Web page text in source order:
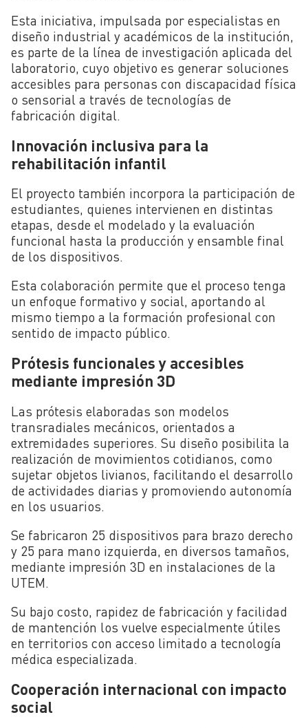
Esta iniciativa, impulsada por especialistas en
diseño industrial y académicos de la institución,
es parte de la línea de investigación aplicada del
laboratorio, cuyo objetivo es generar soluciones
accesibles para personas con discapacidad física
o sensorial a través de tecnologías de
fabricación digital.
Innovación inclusiva para la
rehabilitación infantil
El proyecto también incorpora la participación de
estudiantes, quienes intervienen en distintas
etapas, desde el modelado y la evaluación
funcional hasta la producción y ensamble final
de los dispositivos.
Esta colaboración permite que el proceso tenga
un enfoque formativo y social, aportando al
mismo tiempo a la formación profesional con
sentido de impacto público.
Prótesis funcionales y accesibles
mediante impresión 3D
Las prótesis elaboradas son modelos
transradiales mecánicos, orientados a
extremidades superiores. Su diseño posibilita la
realización de movimientos cotidianos, como
sujetar objetos livianos, facilitando el desarrollo
de actividades diarias y promoviendo autonomía
en los usuarios.
Se fabricaron 25 dispositivos para brazo derecho
y 25 para mano izquierda, en diversos tamaños,
mediante impresión 3D en instalaciones de la
UTEM.
Su bajo costo, rapidez de fabricación y facilidad
de mantención los vuelve especialmente útiles
en territorios con acceso limitado a tecnología
médica especializada.
Cooperación internacional con impacto
social